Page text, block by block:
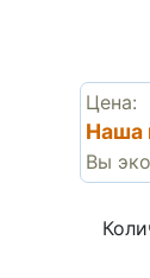
Цена:
Наша
Вы